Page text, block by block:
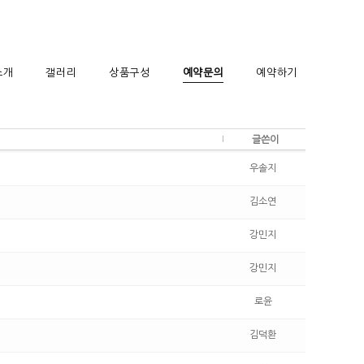
개 갤러리 상품구성 예약문의 예약하기
글쓴이
우솔지
김소연
강민지
강민지
로윤
김덕환